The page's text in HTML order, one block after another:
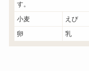
す。
小麦
えび
卵
乳